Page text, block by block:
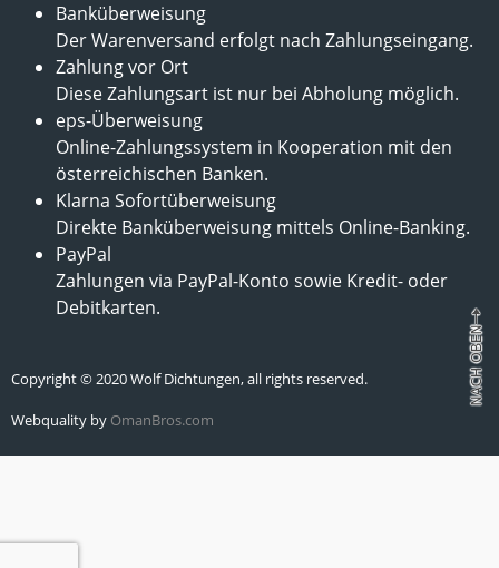
Banküberweisung
Der Warenversand erfolgt nach Zahlungseingang.
Zahlung vor Ort
Diese Zahlungsart ist nur bei Abholung möglich.
eps-Überweisung
Online-Zahlungssystem in Kooperation mit den
österreichischen Banken.
Klarna Sofortüberweisung
Direkte Banküberweisung mittels Online-Banking.
PayPal
Zahlungen via PayPal-Konto sowie Kredit- oder
Debitkarten.
Copyright © 2020 Wolf Dichtungen, all rights reserved.
Webquality by OmanBros.com